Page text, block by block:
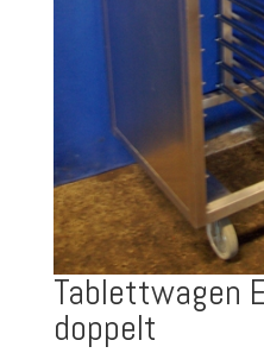
Tablettwagen
doppelt